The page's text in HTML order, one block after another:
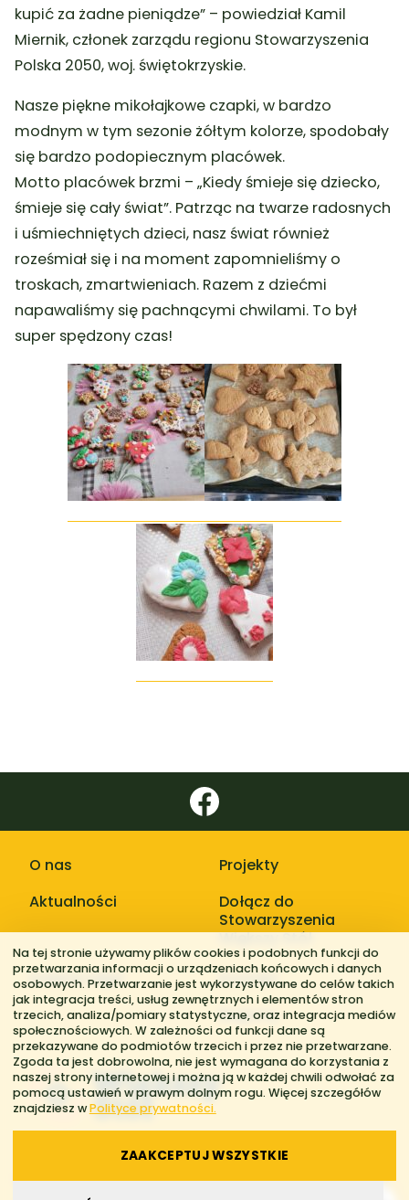
kupić za żadne pieniądze” – powiedział Kamil
Miernik, członek zarządu regionu Stowarzyszenia
Polska 2050, woj. świętokrzyskie.
Nasze piękne mikołajkowe czapki, w bardzo
modnym w tym sezonie żółtym kolorze, spodobały
się bardzo podopiecznym placówek.
Motto placówek brzmi – „Kiedy śmieje się dziecko,
śmieje się cały świat”. Patrząc na twarze radosnych
i uśmiechniętych dzieci, nasz świat również
roześmiał się i na moment zapomnieliśmy o
troskach, zmartwieniach. Razem z dziećmi
napawaliśmy się pachnącymi chwilami. To był
super spędzony czas!
O nas
Aktualności
Projekty
Dołącz do
Stowarzyszenia
Większy Stół
Galerie zdjęć
Kontakt
Regiony
© 2026 Stowarzyszenie Większy Stół. Wszelkie prawa zastrzeżone.
Na tej stronie używamy plików cookies i podobnych funkcji do
przetwarzania informacji o urządzeniach końcowych i danych
osobowych. Przetwarzanie jest wykorzystywane do celów takich
jak integracja treści, usług zewnętrznych i elementów stron
trzecich, analiza/pomiary statystyczne, oraz integracja mediów
społecznościowych. W zależności od funkcji dane są
przekazywane do podmiotów trzecich i przez nie przetwarzane.
Zgoda ta jest dobrowolna, nie jest wymagana do korzystania z
naszej strony internetowej i można ją w każdej chwili odwołać za
pomocą ustawień w prawym dolnym rogu. Więcej szczegółów
znajdziesz wPolityce prywatności.
ZAAKCEPTUJ WSZYSTKIE